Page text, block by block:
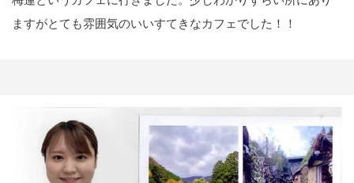
ますがとても雰囲気のいいすてきなカフェでした！！